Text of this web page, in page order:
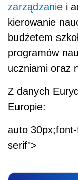
zarządzanie i
kierowanie
budżetem
programów
uczniami oraz
Z danych
Europie:
auto
serif">